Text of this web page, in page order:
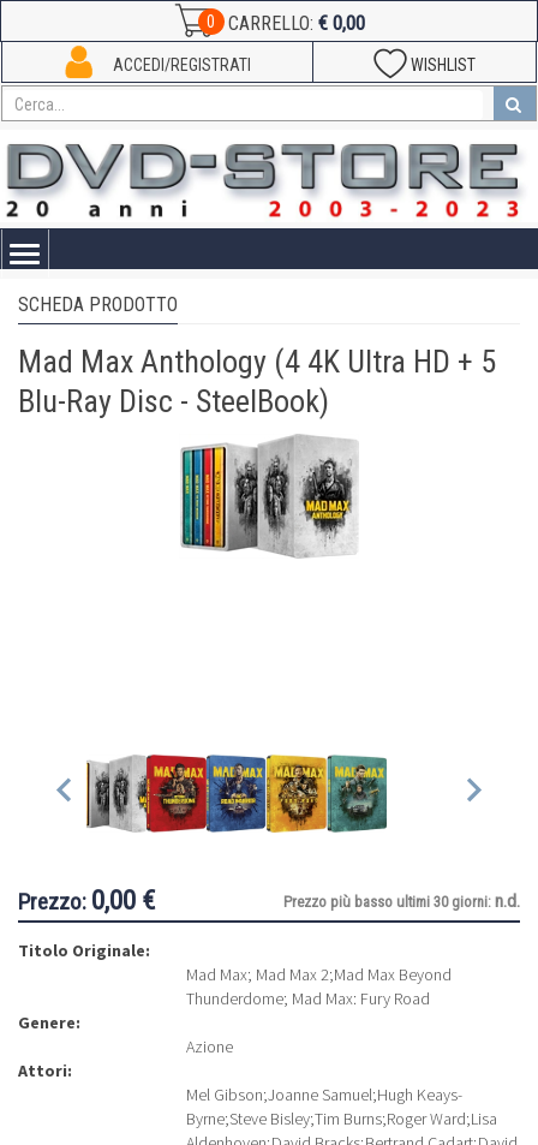
0 CARRELLO: € 0,00
WISHLIST
ACCEDI/REGISTRATI
Toggle
SCHEDA PRODOTTO
Mad Max Anthology (4 4K Ultra HD + 5
Blu-Ray Disc - SteelBook)
Prezzo: 0,00 € Prezzo più basso ultimi 30 giorni: n.d.
Titolo Originale:
Mad Max; Mad Max 2;Mad Max Beyond
Thunderdome; Mad Max: Fury Road
Genere:
Azione
Attori:
Mel Gibson;Joanne Samuel;Hugh Keays-
Byrne;Steve Bisley;Tim Burns;Roger Ward;Lisa